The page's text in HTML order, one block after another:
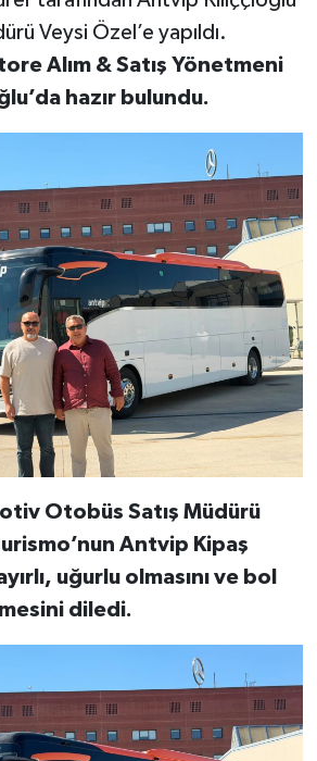
Veysi Özel’e yapıldı.
Alım & Satış Yönetmeni
hazır bulundu.
Otobüs Satış Müdürü
Antvip Kipaş
uğurlu olmasını ve bol
diledi.